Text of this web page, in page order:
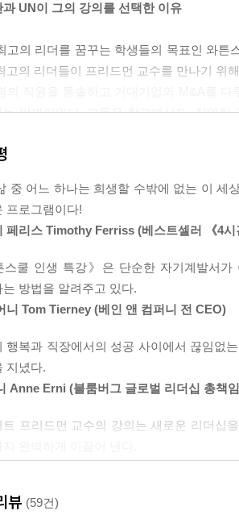
과 UN이 그의 강의를 선택한 이유
고의 리더를 꿈꾸는 학생들의 목표인 와튼
고의 리더들이 프리드먼 교수를 만나기 위
는 방법이었다. 그들은 학교에서도, 치열
로벌 기업의 CEO, 백악관과 UN 등 거대
없이 삶을 지지하는 것은 물론 인생의 만
성공이 아닌 삶의 방향키를 잡아내다
체를 이끄는 프리드먼 교수의 토털 리더십
쿨 최고의 교수로 평가받는 프리드먼 교수
가는 모두가 리더의 호칭을 얻어야 한
키는 방식이 아닌, 조화와 균형을 통해 갈
이 바로 프리드먼 교수가 말하는 ‘토털 리더
생은 제로섬 게임이 아니다!”
위해 삶에 대한 열정을 비롯해 너무 많은
중 어느 하나는 희생할 수밖에 없는 이 세
프로그램이다!
페리스 Timothy Ferriss (베스트셀러 《4시
스쿨 인생 특강》은 단순한 자기계발서
는 방법을 알려주고 있다.
니 Tom Tierney (베인 앤 컴퍼니 전 CEO)
행복과 직장에서의 성공 사이에서 끊임없
지녔다.
Anne Erni (블룸버그 글로벌 리더십 총책
트 프리드먼 교수의 강의는 새로운 리더십
뷰 (59건)